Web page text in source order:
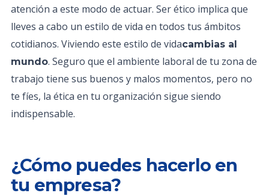
atención a este modo de actuar. Ser ético implica que
lleves a cabo un estilo de vida en todos tus ámbitos
cotidianos. Viviendo este estilo de vidacambias al
mundo. Seguro que el ambiente laboral de tu zona de
trabajo tiene sus buenos y malos momentos, pero no
te fíes, la ética en tu organización sigue siendo
indispensable.
¿Cómo puedes hacerlo en
tu empresa?